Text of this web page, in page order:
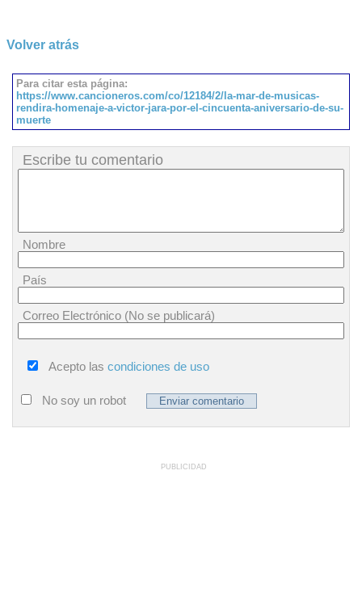
Volver atrás
Para citar esta página:
https://www.cancioneros.com/co/12184/2/la-mar-de-musicas-
rendira-homenaje-a-victor-jara-por-el-cincuenta-aniversario-de-su-
muerte
Escribe tu comentario
Nombre
País
Correo Electrónico (No se publicará)
Acepto las condiciones de uso
No soy un robot
PUBLICIDAD